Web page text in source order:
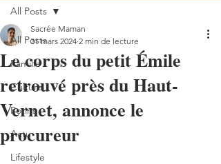
All Posts
Famille
Culture
Potins
Actu
Lifestyle
All Posts
Le corps du petit Émile
retrouvé près du Haut-
Vernet, annonce le
procureur
Sacrée Maman
31 mars 2024 2 min de lecture